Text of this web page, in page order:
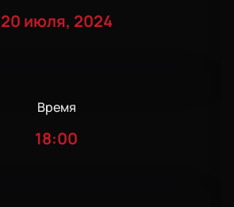
20 июля, 2024
Время
18:00